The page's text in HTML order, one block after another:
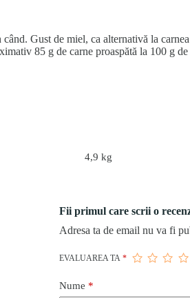
Gust de miel, ca alternativă la
85 g de carne proaspătă la 100 g
4,9 kg
Fii primul care scrii o
Adresa ta de email nu va fi
EVALUAREA TA *
Nume *